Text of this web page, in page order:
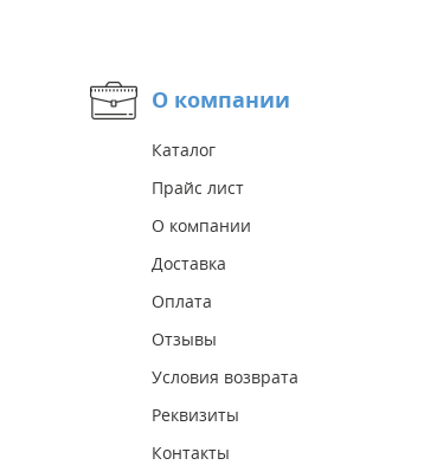
О компании
Каталог
Прайс лист
О компании
Доставка
Оплата
Отзывы
Условия возврата
Реквизиты
Контакты